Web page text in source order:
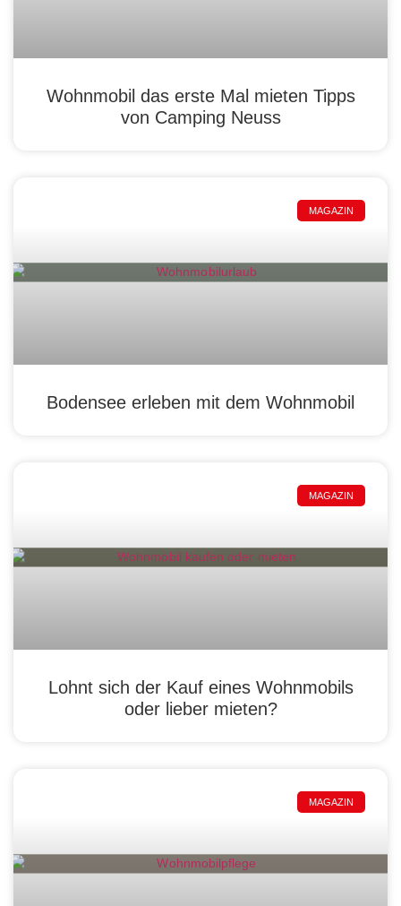
Wohnmobil das erste Mal mieten Tipps
von Camping Neuss
MAGAZIN
Bodensee erleben mit dem Wohnmobil
MAGAZIN
Lohnt sich der Kauf eines Wohnmobils
oder lieber mieten?
MAGAZIN